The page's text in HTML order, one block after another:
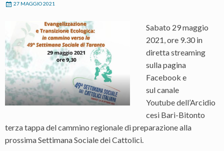
27 MAGGIO 2021
Sabato 29 maggio
2021, ore 9.30 in
diretta streaming
sulla pagina
Facebook e
sul canale
Youtube dell’Arcidio
cesi Bari-Bitonto
terza tappa del cammino regionale di preparazione alla
prossima Settimana Sociale dei Cattolici.